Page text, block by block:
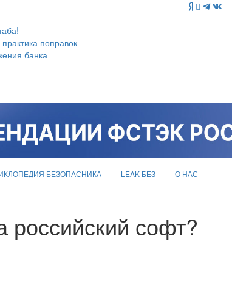
поправок
банка
БЕЗОПАСНИКА LEAK-БЕЗ О НАС
российский софт?